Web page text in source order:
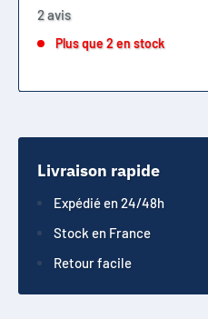
2 avis
Plus que 2 en stock
Livraison rapide
Expédié en 24/48h
Stock en France
Retour facile